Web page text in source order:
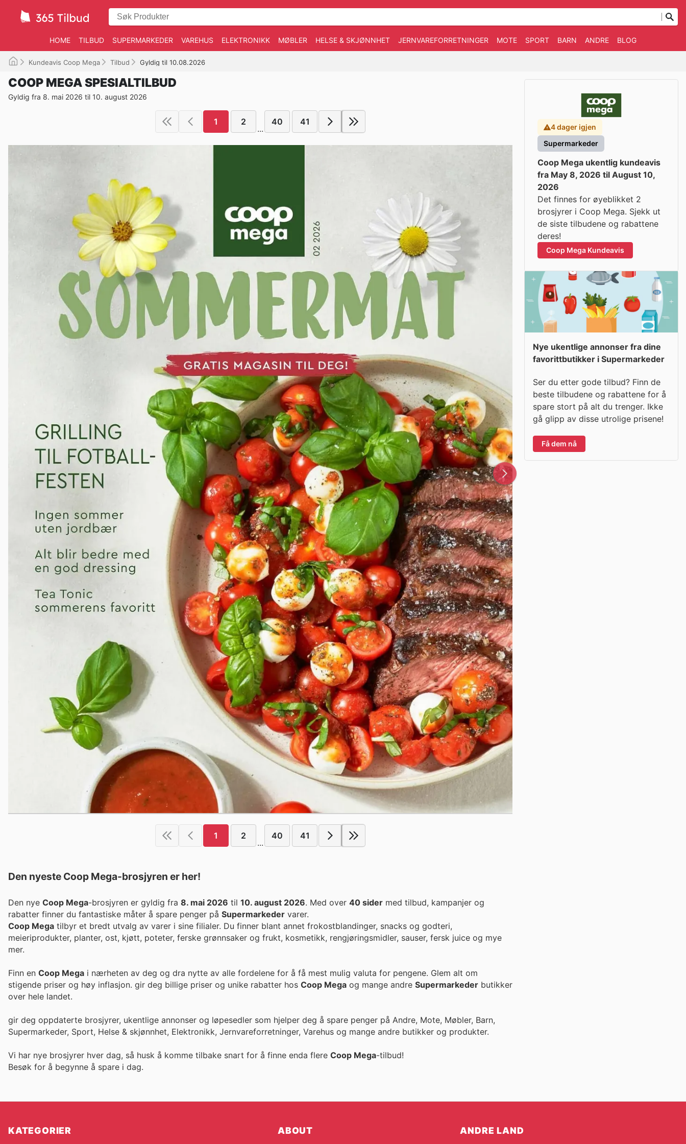
HOME TILBUD SUPERMARKEDER VAREHUS ELEKTRONIKK MØBLER HELSE & SKJØNNHET JERNVAREFORRETNINGER MOTE SPORT BARN ANDRE BLOG
Kundeavis Coop Mega Tilbud Gyldig til 10.08.2026
COOP MEGA SPESIALTILBUD
Gyldig fra 8. mai 2026 til 10. august 2026
1 2
...
40 41
1 2
...
40 41
Den nyeste Coop Mega-brosjyren er her!
Den nye Coop Mega-brosjyren er gyldig fra 8. mai 2026 til 10. august 2026. Med over 40 sider med tilbud, kampanjer og
rabatter finner du fantastiske måter å spare penger på Supermarkeder varer.
Coop Mega tilbyr et bredt utvalg av varer i sine filialer. Du finner blant annet frokostblandinger, snacks og godteri,
meieriprodukter, planter, ost, kjøtt, poteter, ferske grønnsaker og frukt, kosmetikk, rengjøringsmidler, sauser, fersk juice og mye
mer.
Finn en Coop Mega i nærheten av deg og dra nytte av alle fordelene for å få mest mulig valuta for pengene. Glem alt om
stigende priser og høy inflasjon. gir deg billige priser og unike rabatter hos Coop Mega og mange andre Supermarkeder butikker
over hele landet.
gir deg oppdaterte brosjyrer, ukentlige annonser og løpesedler som hjelper deg å spare penger på Andre, Mote, Møbler, Barn,
Supermarkeder, Sport, Helse & skjønnhet, Elektronikk, Jernvareforretninger, Varehus og mange andre butikker og produkter.
Vi har nye brosjyrer hver dag, så husk å komme tilbake snart for å finne enda flere Coop Mega-tilbud!
Besøk for å begynne å spare i dag.
4 dager igjen
Supermarkeder
Coop Mega ukentlig kundeavis
fra May 8, 2026 til August 10,
2026
Det finnes for øyeblikket 2
brosjyrer i Coop Mega. Sjekk ut
de siste tilbudene og rabattene
deres!
Coop Mega Kundeavis
Nye ukentlige annonser fra dine
favorittbutikker i Supermarkeder
Ser du etter gode tilbud? Finn de
beste tilbudene og rabattene for å
spare stort på alt du trenger. Ikke
gå glipp av disse utrolige prisene!
Få dem nå
KATEGORIER ABOUT ANDRE LAND